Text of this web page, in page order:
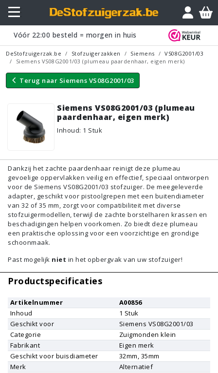
Vóór 22:00 besteld = morgen in huis
DeStofzuigerzak.be Stofzuigerzakken Siemens
VS08G2001/03
Siemens VS08G2001/03 (plumeau paardenhaar, eigen merk)
Terug naar Siemens VS08G2001/03
Siemens VS08G2001/03 (plumeau
paardenhaar, eigen merk)
Inhoud: 1 Stuk
Vraagje?
Dankzij het zachte paardenhaar reinigt deze plumeau
gevoelige oppervlakken veilig en effectief, speciaal ontworpen
voor de Siemens VS08G2001/03 stofzuiger. De meegeleverde
adapter, geschikt voor pistoolgrepen met een buitendiameter
van 32 of 35 mm, zorgt voor compatibiliteit met diverse
stofzuigermodellen, terwijl de zachte borstelharen krassen en
beschadigingen helpen voorkomen. Zo biedt deze plumeau
een praktische oplossing voor een voorzichtige en grondige
schoonmaak.
Past mogelijk niet in het opbergvak van uw stofzuiger!
Productspecificaties
Artikelnummer
A00856
Inhoud
1 Stuk
Geschikt voor
Siemens VS08G2001/03
Categorie
Zuigmonden klein
Fabrikant
Eigen merk
Geschikt voor buisdiameter
32mm, 35mm
Merk
Alternatief